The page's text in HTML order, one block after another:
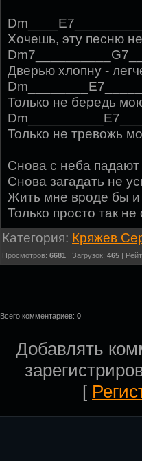
Хочешь, эту песню
Дверью хлопну -
Только не бередь
Только не тревожь
Снова с неба падают
Снова загадать не
Жить мне вроде бы и
Только просто так
Категория: Кряжев
Просмотров: 6681 | Загрузок: 465 |
Всего комментариев: 0
Добавлять
[